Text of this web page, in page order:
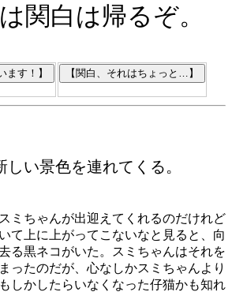
関白は帰るぞ。
い景色を連れてくる。
ミちゃんが出迎えてくれるのだけれど
て上に上がってこないなと見ると、向
る黒ネコがいた。スミちゃんはそれを
ったのだが、心なしかスミちゃんより
しかしたらいなくなった仔猫かも知れ